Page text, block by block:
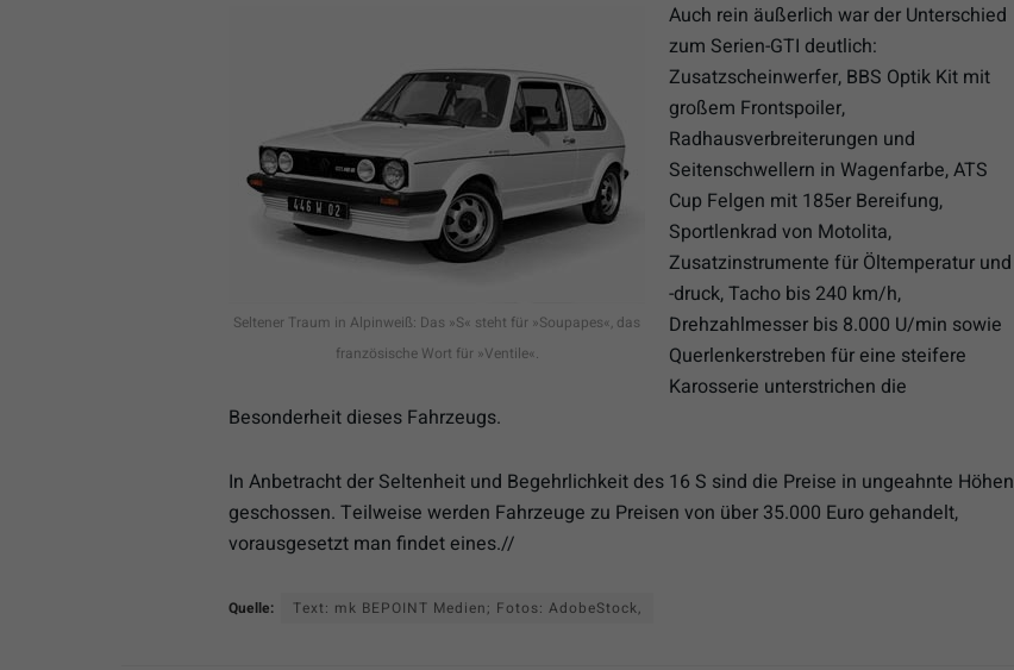
Seltener Traum in Alpinweiß: Das »S« steht für »Soupapes«, das
französische Wort für »Ventile«.
Auch rein äußerlich war der Unterschied
zum Serien-GTI deutlich:
Zusatzscheinwerfer, BBS Optik Kit mit
großem Frontspoiler,
Radhausverbreiterungen und
Seitenschwellern in Wagenfarbe, ATS
Cup Felgen mit 185er Bereifung,
Sportlenkrad von Motolita,
Zusatzinstrumente für Öltemperatur und
-druck, Tacho bis 240 km/h,
Drehzahlmesser bis 8.000 U/min sowie
Querlenkerstreben für eine steifere
Karosserie unterstrichen die
Besonderheit dieses Fahrzeugs.
In Anbetracht der Seltenheit und Begehrlichkeit des 16 S sind die Preise in ungeahnte Höhen
geschossen. Teilweise werden Fahrzeuge zu Preisen von über 35.000 Euro gehandelt,
vorausgesetzt man findet eines.//
Quelle: Text: mk BEPOINT Medien; Fotos: AdobeStock,